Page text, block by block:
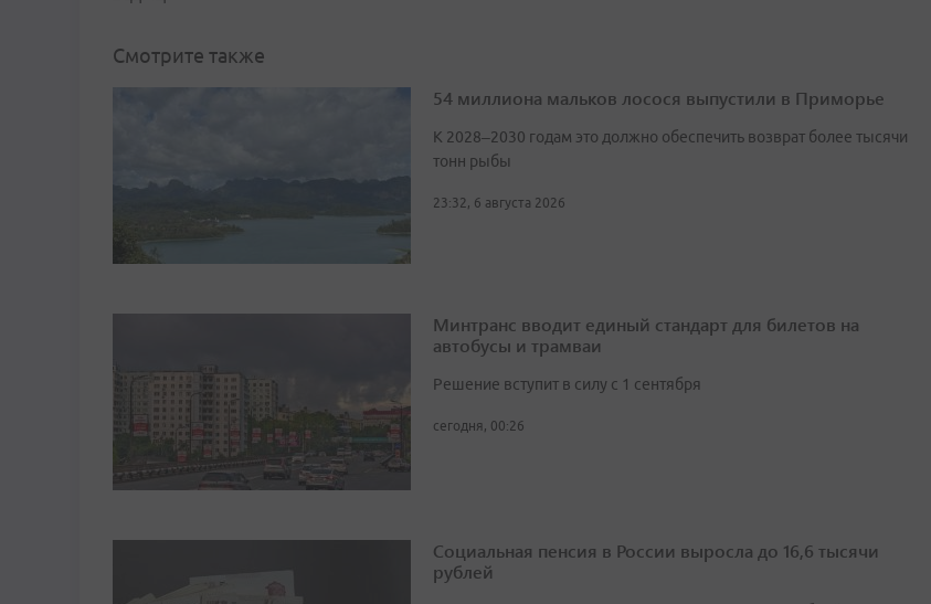
Смотрите также
54 миллиона мальков лосося выпустили в Приморье
К 2028–2030 годам это должно обеспечить возврат более тысячи
тонн рыбы
23:32, 6 августа 2026
Минтранс вводит единый стандарт для билетов на
автобусы и трамваи
Решение вступит в силу с 1 сентября
сегодня, 00:26
Социальная пенсия в России выросла до 16,6 тысячи
рублей